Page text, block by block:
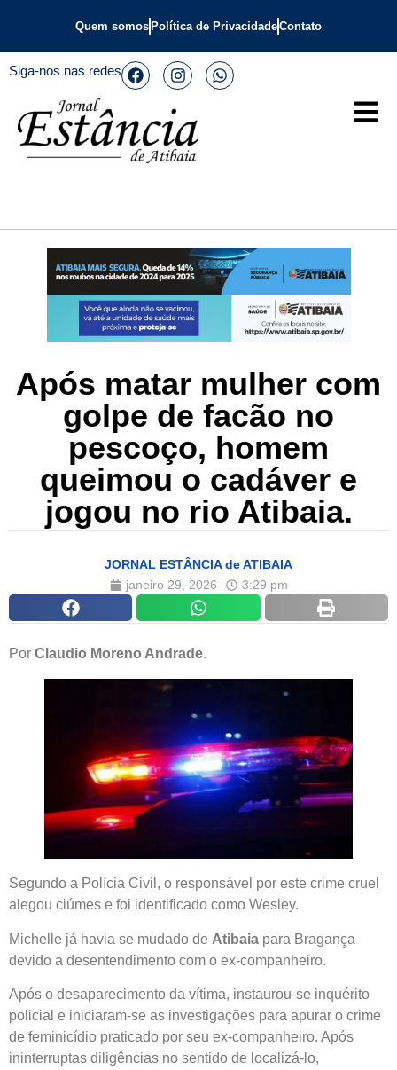
Quem somos Política de PrivacidadeContato
Siga-nos nas redes
Após matar mulher com
golpe de facão no
pescoço, homem
queimou o cadáver e
jogou no rio Atibaia.
JORNAL ESTÂNCIA de ATIBAIA
janeiro 29, 2026
3:29 pm
Por Claudio Moreno Andrade.
Segundo a Polícia Civil, o responsável por este crime cruel
alegou ciúmes e foi identificado como Wesley.
Michelle já havia se mudado de Atibaia para Bragança
devido a desentendimento com o ex-companheiro.
Após o desaparecimento da vítima, instaurou-se inquérito
policial e iniciaram-se as investigações para apurar o crime
de feminicídio praticado por seu ex-companheiro. Após
ininterruptas diligências no sentido de localizá-lo,